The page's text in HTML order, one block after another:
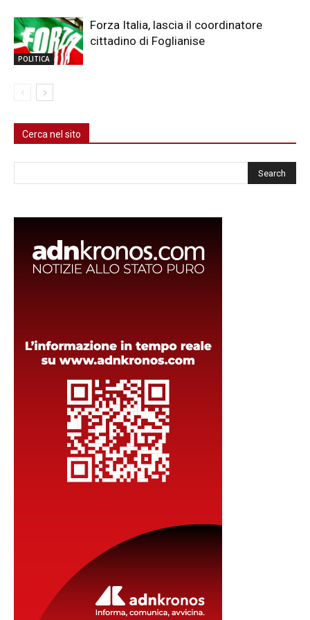
POLITICA
Forza Italia, lascia il coordinatore
cittadino di Foglianise
Cerca nel sito